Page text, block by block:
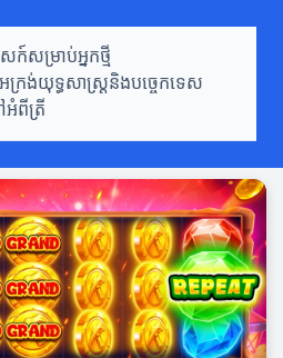
សក៍សម្រាប់អ្នកថ្មី
ក្រង់យុទ្ធសាស្រ្តនិងបច្ចេកទេស
ពីត្រី